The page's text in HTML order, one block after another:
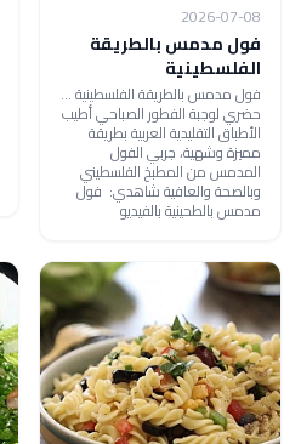
2026-07-08
فول مدمس بالطريقة
الفلسطينية
فول مدمس بالطريقة الفلسطينية ...
حضري لوجبة الفطور الصباحي أطيب
الأطباق التقليدية العربية بطريقة
مميزة وشهية، جربي الفول
المدمس من المطبخ الفلسطيني
وبالصحة والعافية شاهدي: فول
مدمس بالطحينية بالفيديو